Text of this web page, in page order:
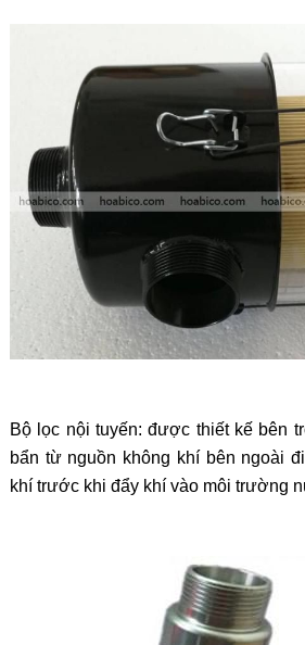
Bộ lọc nội tuyến: được thiết kế bên
bẩn từ nguồn không khí bên ngoài
khí trước khi đẩy khí vào môi trường